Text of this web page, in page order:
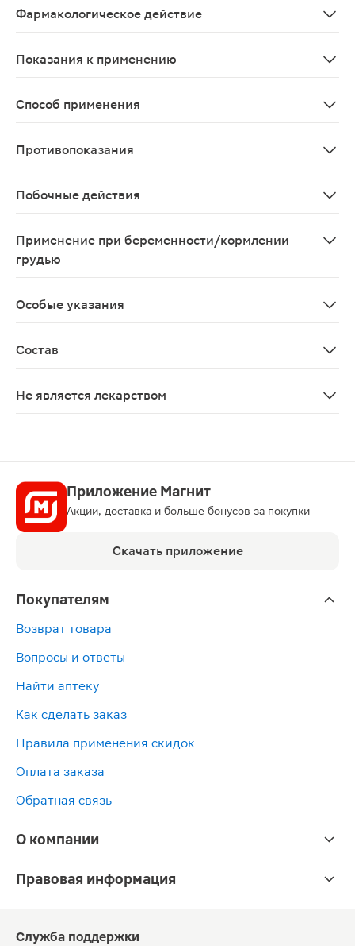
Фармакологическое действие
Показания к применению
Способ применения
Противопоказания
Побочные действия
Применение при беременности/кормлении
грудью
Особые указания
Состав
Не является лекарством
Приложение Магнит
Акции, доставка и больше бонусов за покупки
Скачать приложение
Покупателям
Возврат товара
Вопросы и ответы
Найти аптеку
Как сделать заказ
Правила применения скидок
Оплата заказа
Обратная связь
О компании
Правовая информация
Служба поддержки